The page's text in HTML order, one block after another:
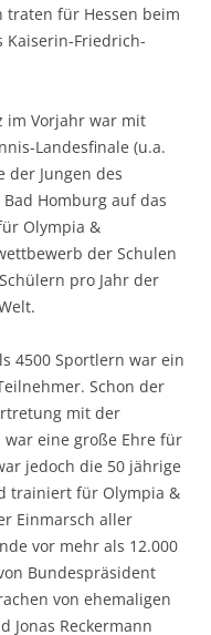
traten für Hessen beim
Kaiserin-Friedrich-
im Vorjahr war mit
Landesfinale (u.a.
der Jungen des
Homburg auf das
Olympia &
der Schulen
pro Jahr der
4500 Sportlern war ein
Schon der
mit der
war eine große Ehre für
jedoch die 50 jährige
trainiert für Olympia &
Einmarsch aller
vor mehr als 12.000
Bundespräsident
von ehemaligen
Jonas Reckermann